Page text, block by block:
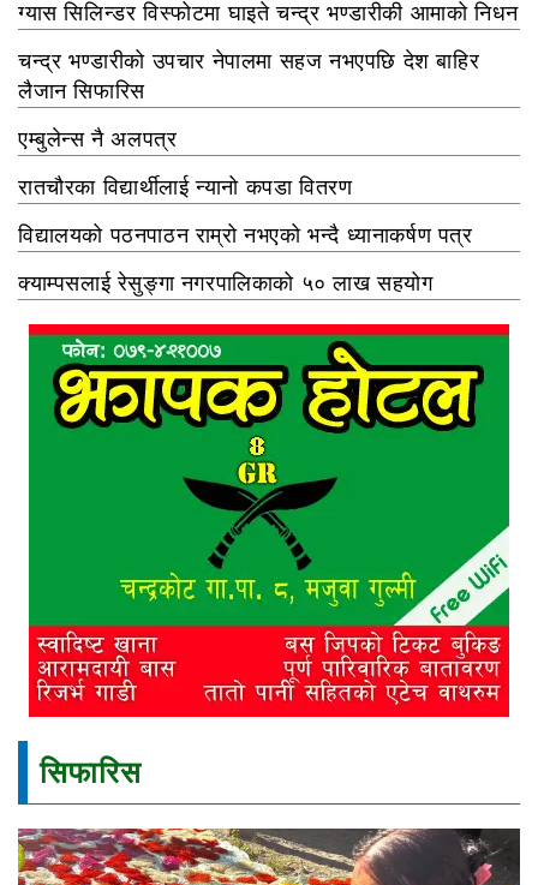
ग्यास सिलिन्डर विस्फोटमा घाइते चन्द्र भण्डारीकी आमाको निधन
चन्द्र भण्डारीको उपचार नेपालमा सहज नभएपछि देश बाहिर
लैजान सिफारिस
एम्बुलेन्स नै अलपत्र
रातचौरका विद्यार्थीलाई न्यानो कपडा वितरण
विद्यालयको पठनपाठन राम्रो नभएको भन्दै ध्यानाकर्षण पत्र
क्याम्पसलाई रेसुङ्गा नगरपालिकाको ५० लाख सहयोग
सिफारिस